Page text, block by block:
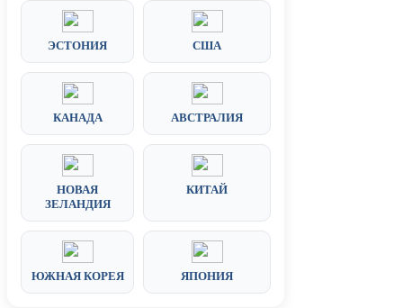
ЭСТОНИЯ США
КАНАДА АВСТРАЛИЯ
НОВАЯ
ЗЕЛАНДИЯ
КИТАЙ
ЮЖНАЯ КОРЕЯ ЯПОНИЯ